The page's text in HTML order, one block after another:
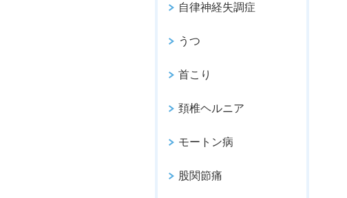
自律神経失調症
うつ
首こり
頚椎ヘルニア
モートン病
股関節痛